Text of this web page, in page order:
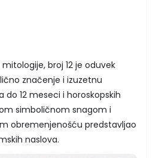
broj 12 je oduvek
značenje i izuzetnu
do 12 meseci i horoskopskih
simboličnom snagom i
obremenjenošću predstavljao
naslova.